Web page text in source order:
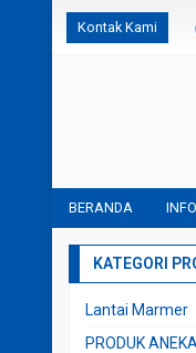
Kontak Kami
BERANDA
KATEGORI
Lantai Marmer
PRODUK